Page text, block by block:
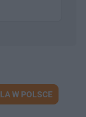
W POLSCE